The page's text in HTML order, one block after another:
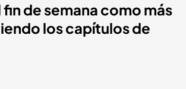
de semana como más
los capítulos de